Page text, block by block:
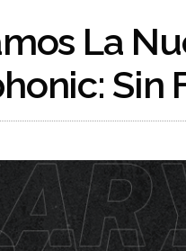
La
Sin